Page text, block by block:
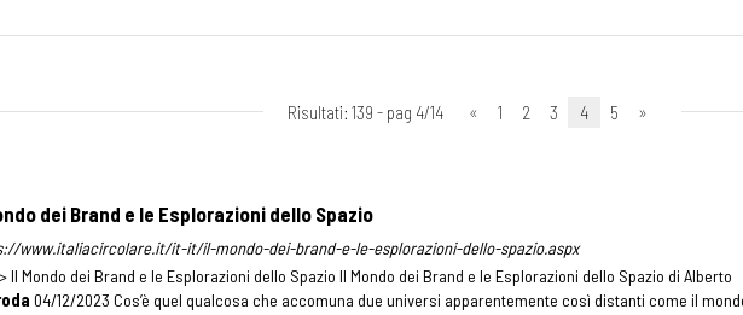
Risultati: 139 - pag 4/14 « 1 2 3 4 5 »
dei Brand e le Esplorazioni dello Spazio
www.italiacircolare.it/it-it/il-mondo-dei-brand-e-le-esplorazioni-dello-spazio.aspx
Il Mondo dei Brand e le Esplorazioni dello Spazio Il Mondo dei Brand e le Esplorazioni dello Spazio di Alberto
04/12/2023 Cos’è quel qualcosa che accomuna due universi apparentemente così distanti come il